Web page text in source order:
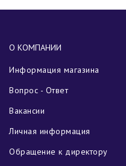
О КОМПАНИИ
Информация магазина
Вопрос - Ответ
Вакансии
Личная информация
Обращение к директору